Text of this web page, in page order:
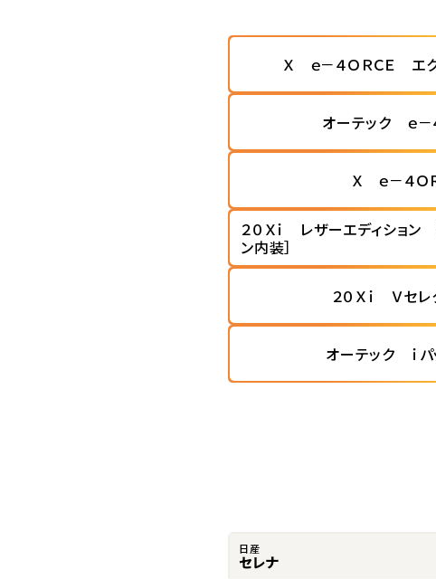
Ｘ ｅ－４ＯＲＣＥ エ
オーテック ｅ－
Ｘ ｅ－４Ｏ
２０Ｘｉ レザーエディショ
ン内装］
２０Ｘｉ Ｖセレ
オーテック ｉパ
日産
セレナ